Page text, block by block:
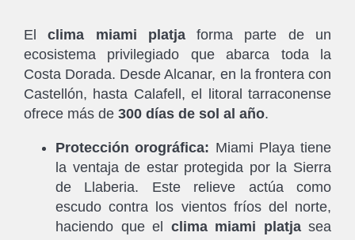
Elclima miami platjaforma parte de un
ecosistema privilegiado que abarca toda la
Costa Dorada. Desde Alcanar, en la frontera con
Castellón, hasta Calafell, el litoral tarraconense
ofrece más de 300 días de sol al año.
Protección orográfica: Miami Playa tiene
la ventaja de estar protegida por la Sierra
de Llaberia. Este relieve actúa como
escudo contra los vientos fríos del norte,
haciendo que el clima miami platjasea